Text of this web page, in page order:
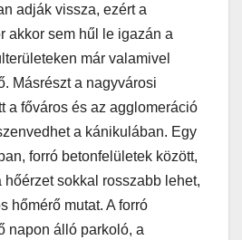
adják vissza, ezért a
akkor sem hűl le igazán a
már valamivel
Másrészt a nagyvárosi
a főváros és az agglomeráció
a kánikulában. Egy
forró betonfelületek között,
hőérzet sokkal rosszabb lehet,
hőmérő mutat. A forró
napon álló parkoló, a